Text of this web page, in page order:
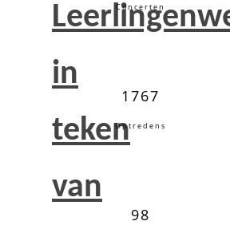
in
teken
van
Concerten
1767
Optredens
98